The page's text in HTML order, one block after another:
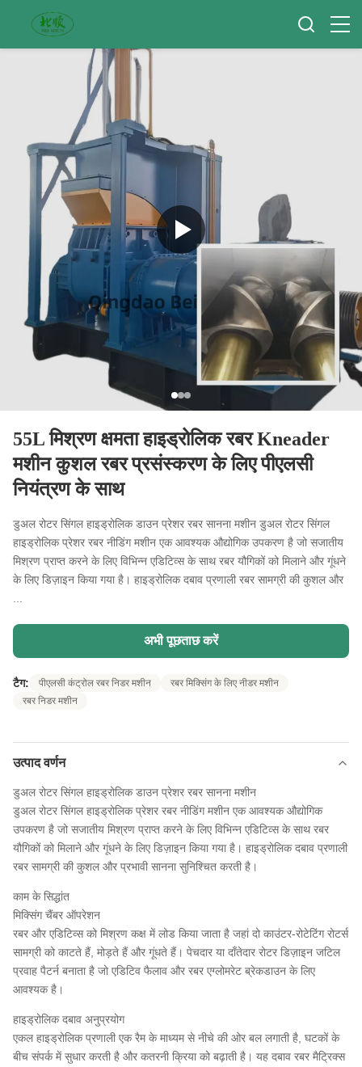
55L मिश्रण क्षमता हाइड्रोलिक रबर Kneader
मशीन कुशल रबर प्रसंस्करण के लिए पीएलसी
नियंत्रण के साथ
डुअल रोटर सिंगल हाइड्रोलिक डाउन प्रेशर रबर सानना मशीन डुअल रोटर सिंगल
हाइड्रोलिक प्रेशर रबर नीडिंग मशीन एक आवश्यक औद्योगिक उपकरण है जो सजातीय
मिश्रण प्राप्त करने के लिए विभिन्न एडिटिव्स के साथ रबर यौगिकों को मिलाने और गूंधने
के लिए डिज़ाइन किया गया है। हाइड्रोलिक दबाव प्रणाली रबर सामग्री की कुशल और
अभी पूछताछ करें
टैग: पीएलसी कंट्रोल रबर निडर मशीन
रबर मिक्सिंग के लिए नीडर मशीन
रबर निडर मशीन
उत्पाद वर्णन
डुअल रोटर सिंगल हाइड्रोलिक डाउन प्रेशर रबर सानना मशीन
डुअल रोटर सिंगल हाइड्रोलिक प्रेशर रबर नीडिंग मशीन एक आवश्यक औद्योगिक
उपकरण है जो सजातीय मिश्रण प्राप्त करने के लिए विभिन्न एडिटिव्स के साथ रबर
यौगिकों को मिलाने और गूंधने के लिए डिज़ाइन किया गया है। हाइड्रोलिक दबाव प्रणाली
रबर सामग्री की कुशल और प्रभावी सानना सुनिश्चित करती है।
काम के सिद्धांत
मिक्सिंग चैंबर ऑपरेशन
रबर और एडिटिव्स को मिश्रण कक्ष में लोड किया जाता है जहां दो काउंटर-रोटेटिंग रोटर्स
सामग्री को काटते हैं, मोड़ते हैं और गूंधते हैं। पेचदार या दाँतेदार रोटर डिज़ाइन जटिल
प्रवाह पैटर्न बनाता है जो एडिटिव फैलाव और रबर एग्लोमरेट ब्रेकडाउन के लिए
आवश्यक है।
हाइड्रोलिक दबाव अनुप्रयोग
एकल हाइड्रोलिक प्रणाली एक रैम के माध्यम से नीचे की ओर बल लगाती है, घटकों के
बीच संपर्क में सुधार करती है और कतरनी क्रिया को बढ़ाती है। यह दबाव रबर मैट्रिक्स